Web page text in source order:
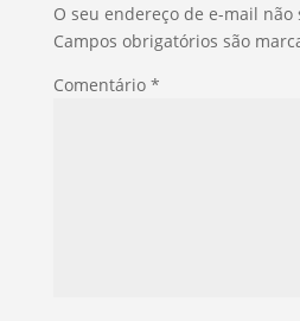
O seu endereço de e-mail
Campos obrigatórios são
Comentário *